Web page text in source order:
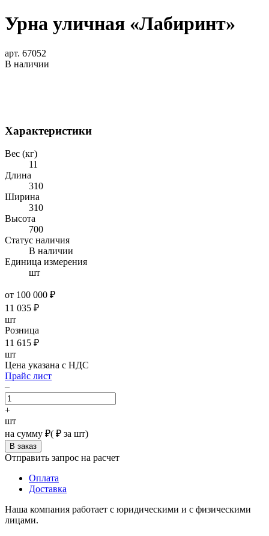
Урна уличная «Лабиринт»
арт. 67052
В наличии
Характеристики
Вес (кг)
11
Длина
310
Ширина
310
Высота
700
Статус наличия
В наличии
Единица измерения
шт
от 100 000 ₽
11 035 ₽
шт
Розница
11 615 ₽
шт
Цена указана с НДС
Прайс лист
–
+
шт
на сумму ₽( ₽ за шт)
Отправить запрос на расчет
Оплата
Доставка
Наша компания работает с юридическими и с физическими
лицами.